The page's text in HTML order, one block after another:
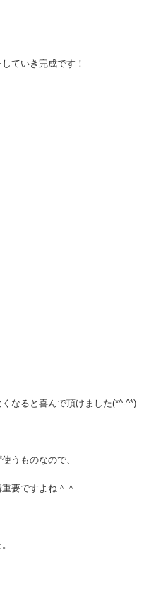
ていき完成です！
なると喜んで頂けました(*^-^*)
うものなので、
要ですよね＾＾